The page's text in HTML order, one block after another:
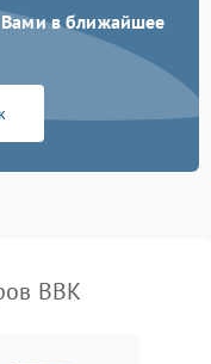
Вами в ближайшее
BBK